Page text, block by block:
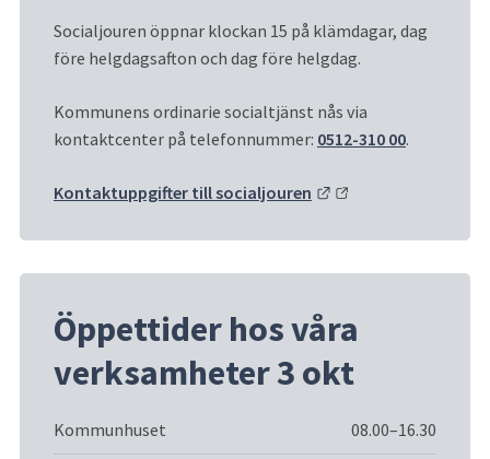
Socialjouren öppnar klockan 15 på klämdagar, dag
före helgdagsafton och dag före helgdag.
Kommunens ordinarie socialtjänst nås via
kontaktcenter på telefonnummer: 0512-310 00.
Kontaktuppgifter till socialjouren Länk till annan
Öppettider hos våra
verksamheter 3 okt
Kommunhuset 08.00–16.30